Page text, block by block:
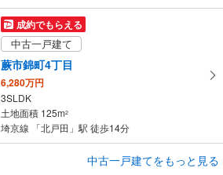
成約でもらえる
中古一戸建て
蕨市錦町4丁目
6,280万円
3SLDK
土地面積 125m2
埼京線 「北戸田」駅 徒歩14分
中古一戸建てをもっと見る